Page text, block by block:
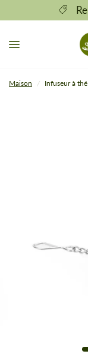
Maison / Infuseur à